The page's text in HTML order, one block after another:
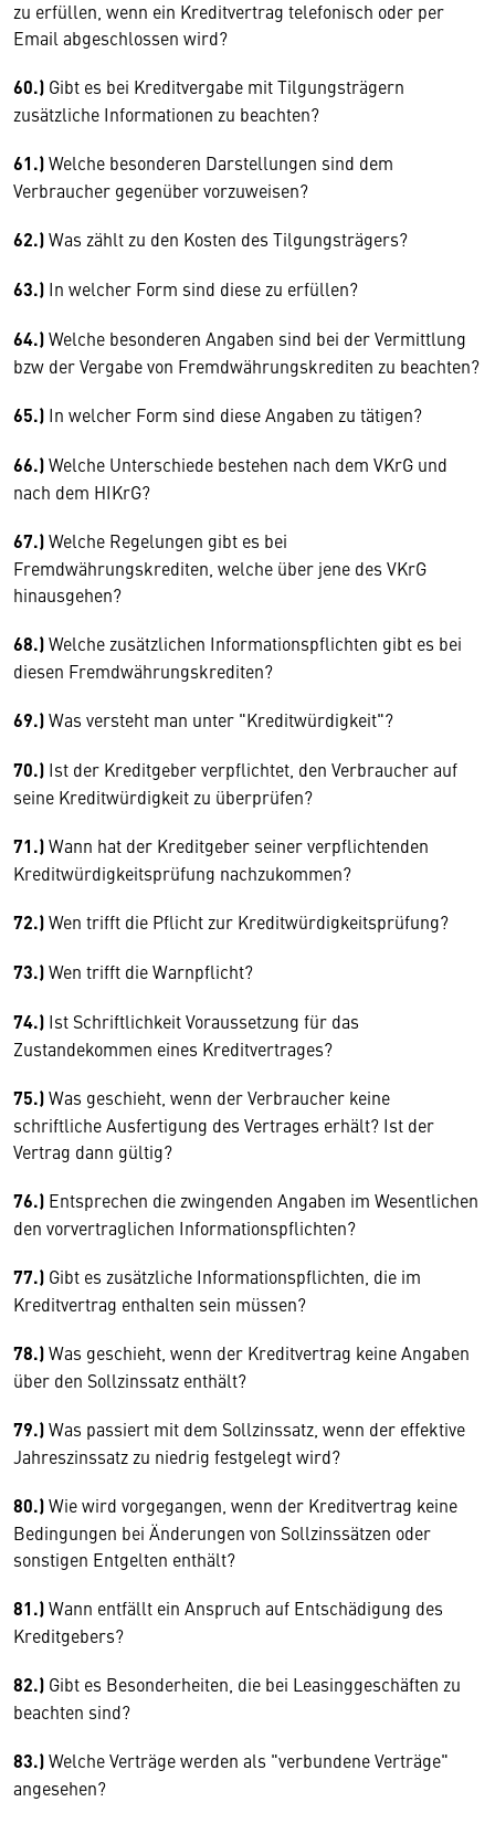
zu erfüllen, wenn ein Kreditvertrag telefonisch oder per
Email abgeschlossen wird?
60.) Gibt es bei Kreditvergabe mit Tilgungsträgern
zusätzliche Informationen zu beachten?
61.)Welche besonderen Darstellungen sind dem
Verbraucher gegenüber vorzuweisen?
62.)Was zählt zu den Kosten des Tilgungsträgers?
63.) In welcher Form sind diese zu erfüllen?
64.)Welche besonderen Angaben sind bei der Vermittlung
bzw der Vergabe von Fremdwährungskrediten zu beachten?
65.) In welcher Form sind diese Angaben zu tätigen?
66.)Welche Unterschiede bestehen nach dem VKrG und
nach dem HIKrG?
67.)Welche Regelungen gibt es bei
Fremdwährungskrediten, welche über jene des VKrG
hinausgehen?
68.)Welche zusätzlichen Informationspflichten gibt es bei
diesen Fremdwährungskrediten?
69.)Was versteht man unter "Kreditwürdigkeit"?
70.) Ist der Kreditgeber verpflichtet, den Verbraucher auf
seine Kreditwürdigkeit zu überprüfen?
71.)Wann hat der Kreditgeber seiner verpflichtenden
Kreditwürdigkeitsprüfung nachzukommen?
72.)Wen trifft die Pflicht zur Kreditwürdigkeitsprüfung?
73.)Wen trifft die Warnpflicht?
74.) Ist Schriftlichkeit Voraussetzung für das
Zustandekommen eines Kreditvertrages?
75.)Was geschieht, wenn der Verbraucher keine
schriftliche Ausfertigung des Vertrages erhält? Ist der
Vertrag dann gültig?
76.) Entsprechen die zwingenden Angaben im Wesentlichen
den vorvertraglichen Informationspflichten?
77.) Gibt es zusätzliche Informationspflichten, die im
Kreditvertrag enthalten sein müssen?
78.)Was geschieht, wenn der Kreditvertrag keine Angaben
über den Sollzinssatz enthält?
79.)Was passiert mit dem Sollzinssatz, wenn der effektive
Jahreszinssatz zu niedrig festgelegt wird?
80.)Wie wird vorgegangen, wenn der Kreditvertrag keine
Bedingungen bei Änderungen von Sollzinssätzen oder
sonstigen Entgelten enthält?
81.)Wann entfällt ein Anspruch auf Entschädigung des
Kreditgebers?
82.) Gibt es Besonderheiten, die bei Leasinggeschäften zu
beachten sind?
83.)Welche Verträge werden als "verbundene Verträge"
angesehen?